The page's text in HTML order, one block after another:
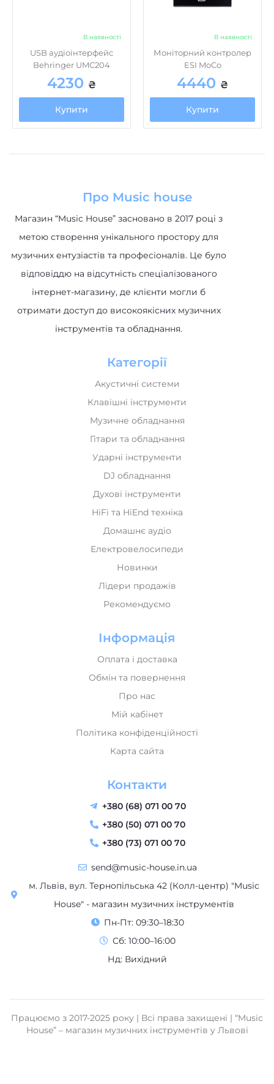
В наявності
USB аудіоінтерфейс
Behringer UMC204
4230 ₴
Купити
В наявності
Моніторний контролер
ESI MoCo
4440 ₴
Купити
Про Music house
Магазин “Music House” засновано в 2017 році з
метою створення унікального простору для
музичних ентузіастів та професіоналів. Це було
відповіддю на відсутність спеціалізованого
інтернет-магазину, де клієнти могли б
отримати доступ до високоякісних музичних
інструментів та обладнання.
Категорії
Акустичні системи
Клавішні інструменти
Музичне обладнання
Гітари та обладнання
Ударні інструменти
DJ обладнання
Духові інструменти
HiFi та HiEnd техніка
Домашнє аудіо
Електровелосипеди
Новинки
Лідери продажів
Рекомендуємо
Інформація
Оплата і доставка
Обмін та повернення
Про нас
Мій кабінет
Політика конфіденційності
Карта сайта
Контакти
+380 (68) 071 00 70
+380 (50) 071 00 70
+380 (73) 071 00 70
send@music-house.in.ua
м. Львів, вул. Тернопільська 42 (Колл-центр) "Music
House" - магазин музичних інструментів
Пн-Пт: 09:30–18:30
Сб: 10:00–16:00
Нд: Вихідний
Працюємо з 2017-2025 року | Всі права захищені | “Music
House” – магазин музичних інструментів у Львові